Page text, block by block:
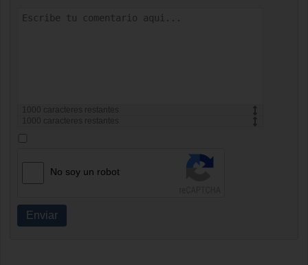
caracteres restantes
caracteres restantes
No soy un robot
Enviar